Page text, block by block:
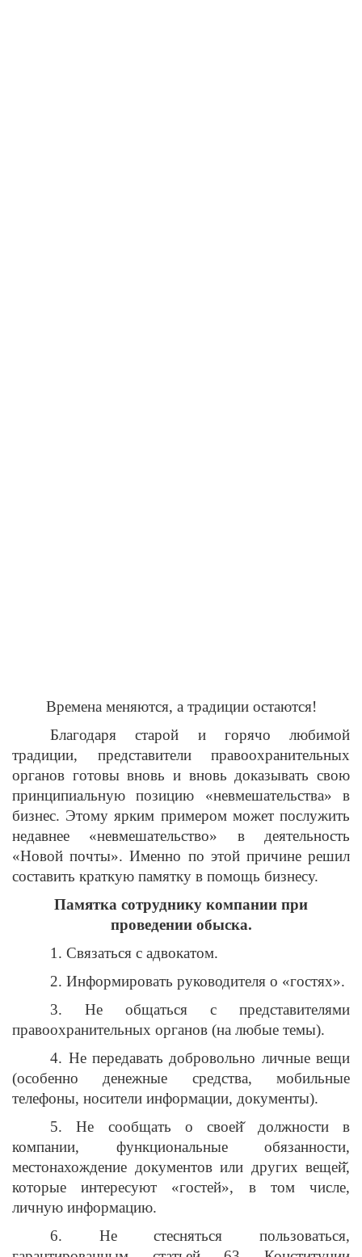
Времена меняются, а традиции остаются!
Благодаря старой и горячо любимой
традиции, представители правоохранительных
органов готовы вновь и вновь доказывать свою
принципиальную позицию «невмешательства» в
бизнес. Этому ярким примером может послужить
недавнее «невмешательство» в деятельность
«Новой почты». Именно по этой причине решил
составить краткую памятку в помощь бизнесу.
Памятка сотруднику компании при
проведении обыска.
1. Связаться с адвокатом.
2. Информировать руководителя о «гостях».
3. Не общаться с представителями
правоохранительных органов (на любые темы).
4. Не передавать добровольно личные вещи
(особенно денежные средства, мобильные
телефоны, носители информации, документы).
5. Не сообщать о своей̆ должности в
компании, функциональные обязанности,
местонахождение документов или других вещей̆,
которые интересуют «гостей», в том числе,
личную информацию.
6. Не стесняться пользоваться,